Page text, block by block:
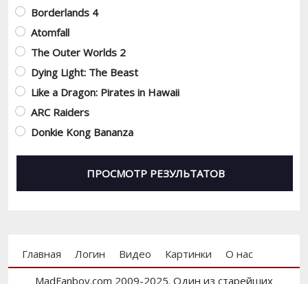
Borderlands 4
Atomfall
The Outer Worlds 2
Dying Light: The Beast
Like a Dragon: Pirates in Hawaii
ARC Raiders
Donkie Kong Bananza
Footer menu
Главная Логин Видео Картинки
О нас
MadFanboy.com 2009-2025. Один из старейших